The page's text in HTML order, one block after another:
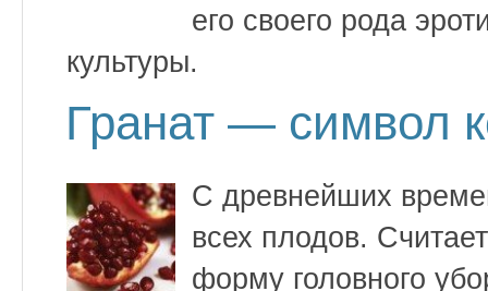
его своего рода
культуры.
Гранат — символ
С древнейших
всех плодов.
форму головного